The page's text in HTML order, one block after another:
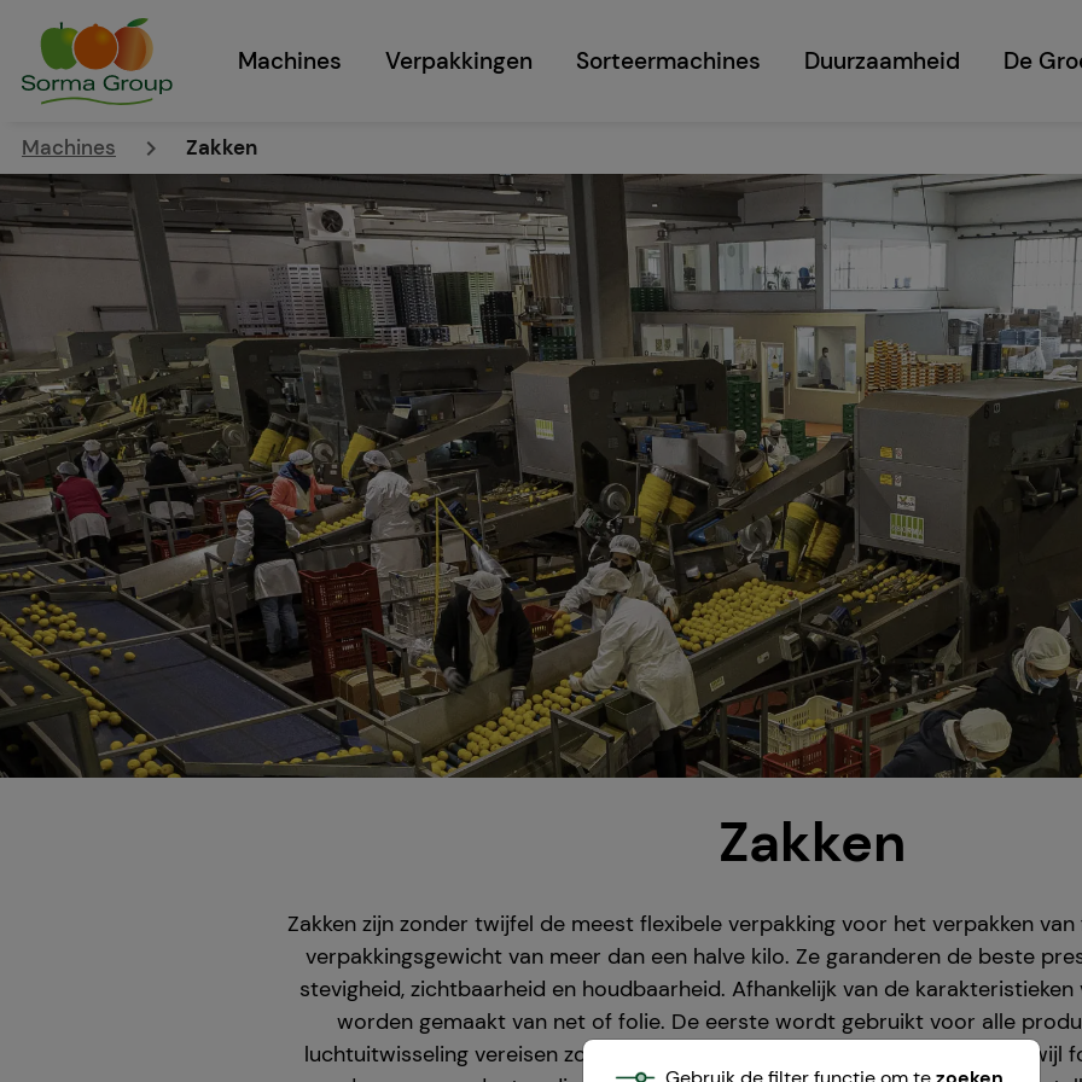
Machines Verpakkingen Sorteermachines Duurzaamheid De
Machines keyboard_arrow_right Zakken
Zakken
Zakken zijn zonder twijfel de meest flexibele verpakking voor het verpakken
verpakkingsgewicht van meer dan een halve kilo. Ze garanderen de beste
stevigheid, zichtbaarheid en houdbaarheid. Afhankelijk van de karakteristieken
worden gemaakt van net of folie. De eerste wordt gebruikt voor alle
luchtuitwisseling vereisen zoals citrus vruchten, aardappelen en uiten, terwijl